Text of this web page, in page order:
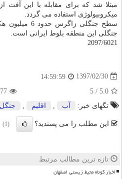
مبتلا شد كه برای مقابله با این آفت
میكروبیولوژی استفاده می گردد.
سطح جنگلی
جنگلی این منطقه بلوط ایرانی است.
2097/6021
1397/02/30
14:59:59
5.0
/
5
تگهای خبر:
آب اقلیم جنگل
این مطلب را می پسندید؟ (1)
تازه ترین مطالب مرتبط
اخبار کوتاه محیط زیستی اصفهان